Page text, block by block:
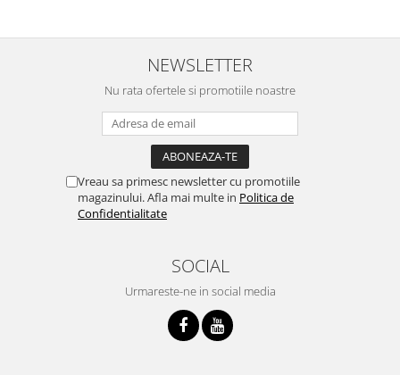
NEWSLETTER
Nu rata ofertele si promotiile noastre
Vreau sa primesc newsletter cu promotiile
magazinului. Afla mai multe in Politica de
Confidentialitate
SOCIAL
Urmareste-ne in social media